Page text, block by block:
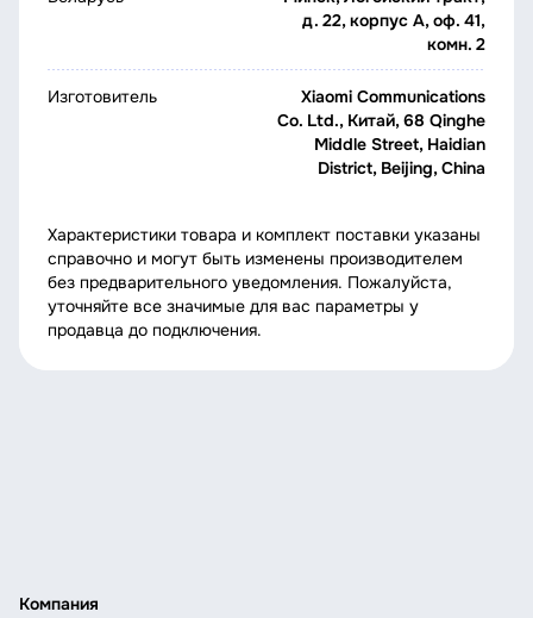
д. 22, корпус А, оф. 41,
комн. 2
Изготовитель
Xiaomi Communications
Co. Ltd., Китай, 68 Qinghe
Middle Street, Haidian
District, Beijing, China
Характеристики товара и комплект поставки указаны
справочно и могут быть изменены производителем
без предварительного уведомления. Пожалуйста,
уточняйте все значимые для вас параметры у
продавца до подключения.
Компания